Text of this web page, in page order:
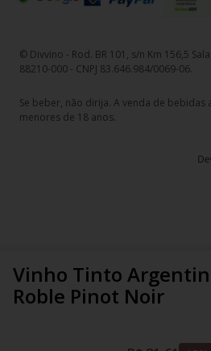
Vinho Tinto
Roble Pinot Noir
© Divvino - Rod. BR 101, s/n Km 156,5
88210-000 - CNPJ 83.646.984/0069-06.
Se beber, não dirija. A venda de
menores de 18 anos.